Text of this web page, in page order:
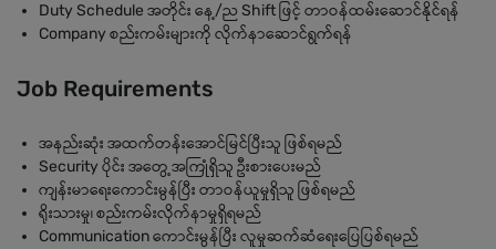
Duty Schedule အတိုင်း နေ့/ည Shift ဖြင့် တာဝန်ထမ်းဆောင်နိုင်ရန်
Company စည်းကမ်းများကို လိုက်နာဆောင်ရွက်ရန်
Job Requirements
အနည်းဆုံး အထက်တန်းအောင်မြင်ပြီးသူ ဖြစ်ရမည်
Security ပိုင်း အတွေ့အကြုံရှိသူ ဦးစားပေးမည်
ကျန်းမာရေးကောင်းမွန်ပြီး တာဝန်ယူမှုရှိသူ ဖြစ်ရမည်
ရိုးသားမှု၊ စည်းကမ်းလိုက်နာမှုရှိရမည်
Communication ကောင်းမွန်ပြီး လူမှုဆက်ဆံရေးပြေပြစ်ရမည်